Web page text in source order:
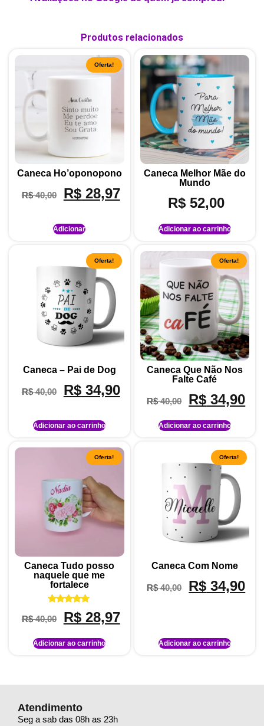
Produtos relacionados
Oferta!
Caneca Ho’oponopono
R$40,00 R$28,97
Adicionar
Caneca Melhor Mãe do
Mundo
R$52,00
Adicionar ao carrinho
Oferta!
Caneca – Pai de Dog
R$40,00 R$34,90
Adicionar ao carrinho
Oferta!
Caneca Que Não Nos
Falte Café
R$40,00 R$ 34,90
Adicionar ao carrinho
Oferta!
Caneca Tudo posso
naquele que me
fortalece
Avaliação
5.00
de 5
R$40,00 R$28,97
Adicionar ao carrinho
Oferta!
Caneca Com Nome
R$40,00 R$ 34,90
Adicionar ao carrinho
Atendimento
Seg a sab das 08h as 23h